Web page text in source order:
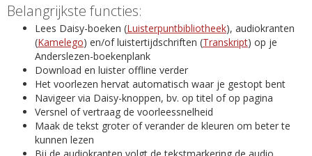
Belangrijkste functies:
Lees Daisy-boeken (Luisterpuntbibliotheek), audiokranten
(Kamelego) en/of luistertijdschriften (Transkript) op je
Anderslezen-boekenplank
Download en luister offline verder
Het voorlezen hervat automatisch waar je gestopt bent
Navigeer via Daisy-knoppen, bv. op titel of op pagina
Versnel of vertraag de voorleessnelheid
Maak de tekst groter of verander de kleuren om beter te
kunnen lezen